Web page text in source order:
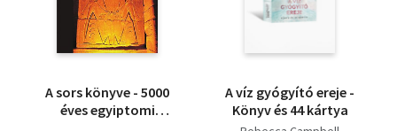
A sors könyve - 5000
éves egyiptomi
A víz gyógyító ereje -
Könyv és 44 kártya